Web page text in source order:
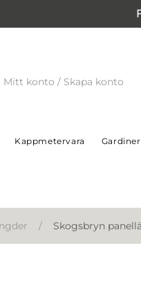
Mitt konto / Skapa konto
Kappmetervara Gardiner
/ Skogsbryn